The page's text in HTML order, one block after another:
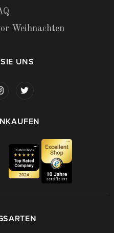
Weihnachten
UNS